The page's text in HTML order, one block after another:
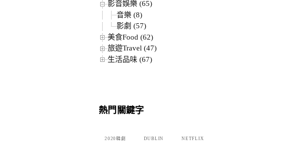
影音娛樂 (65)
音樂 (8)
影劇 (57)
美食Food (62)
旅遊Travel (47)
生活品味 (67)
熱門關鍵字
2020韓劇 DUBLIN NETFLIX